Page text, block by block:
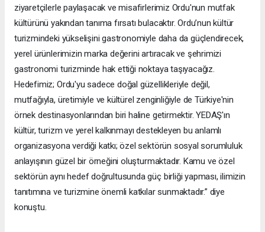
ziyaretçilerle paylaşacak ve misafirlerimiz Ordu'nun mutfak
kültürünü yakından tanıma fırsatı bulacaktır. Ordu’nun kültür
turizmindeki yükselişini gastronomiyle daha da güçlendirecek,
yerel ürünlerimizin marka değerini artıracak ve şehrimizi
gastronomi turizminde hak ettiği noktaya taşıyacağız.
Hedefimiz; Ordu'yu sadece doğal güzellikleriyle değil,
mutfağıyla, üretimiyle ve kültürel zenginliğiyle de Türkiye'nin
örnek destinasyonlarından biri haline getirmektir. YEDAŞ'ın
kültür, turizm ve yerel kalkınmayı destekleyen bu anlamlı
organizasyona verdiği katkı; özel sektörün sosyal sorumluluk
anlayışının güzel bir örneğini oluşturmaktadır. Kamu ve özel
sektörün aynı hedef doğrultusunda güç birliği yapması, ilimizin
tanıtımına ve turizmine önemli katkılar sunmaktadır.” diye
konuştu.